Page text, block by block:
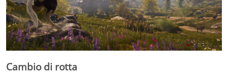
Cambio di rotta